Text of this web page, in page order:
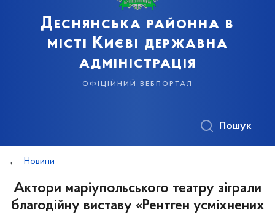
Деснянська районна в
місті Києві державна
адміністрація
офіційний вебпортал
Пошук
Новини
Актори маріупольського театру зіграли
благодійну виставу «Рентген усміхнених